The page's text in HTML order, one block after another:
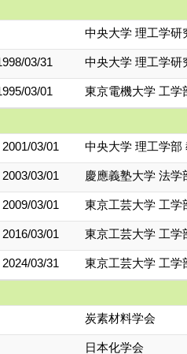
中央大学 理工学研
03/31 中央大学 理工学研
03/01 東京電機大学 工学
03/01
中央大学 理工学部
03/01 慶應義塾大学 法学
03/01 東京工芸大学 工学
03/01 東京工芸大学 工学
03/31 東京工芸大学 工
炭素材料学会
日本化学会